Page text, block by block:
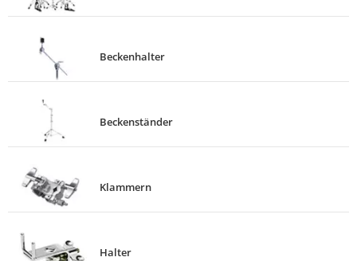
Beckenhalter
Beckenständer
Klammern
Halter